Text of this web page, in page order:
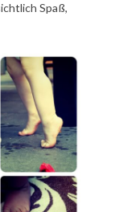
Spaß,